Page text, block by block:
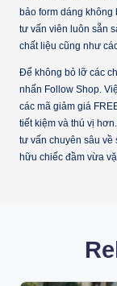
bảo form dáng
tư vấn viên luôn sẵn
chất liệu cũng như
Để không bỏ lỡ các
nhấn Follow Shop.
các mã giảm giá
tiết kiệm và thú vị
tư vấn chuyên sâu về
hữu chiếc đầm vừa